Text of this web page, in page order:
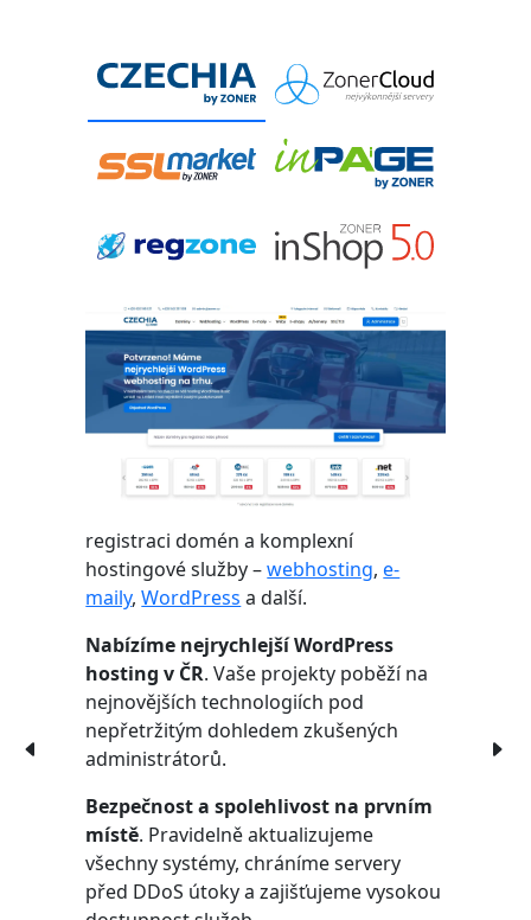
registraci domén a komplexní
hostingové služby –webhosting,e-
maily,WordPress a další.
Nabízíme nejrychlejší WordPress
hosting v ČR. Vaše projekty poběží na
nejnovějších technologiích pod
nepřetržitým dohledem zkušených
administrátorů.
Bezpečnost a spolehlivost na prvním
místě. Pravidelně aktualizujeme
všechny systémy, chráníme servery
před DDoS útoky a zajišťujeme vysokou